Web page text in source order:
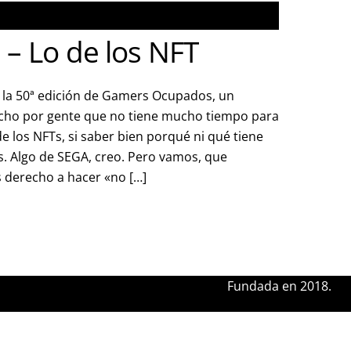
Lo de los NFT
50ª edición de Gamers Ocupados, un
por gente que no tiene mucho tiempo para
los NFTs, si saber bien porqué ni qué tiene
de SEGA, creo. Pero vamos, que
a hacer «no […]
Fundada en 2018.